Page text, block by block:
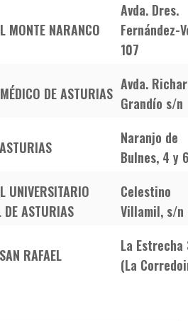
MONTE NARANCO
Avda. Dres.
Fernández-
107
DE ASTURIAS
Avda.
Grandío s/n
Naranjo de
Bulnes, 4 y 6
UNIVERSITARIO
DE ASTURIAS
Celestino
Villamil, s/n
RAFAEL
La Estrecha
(La